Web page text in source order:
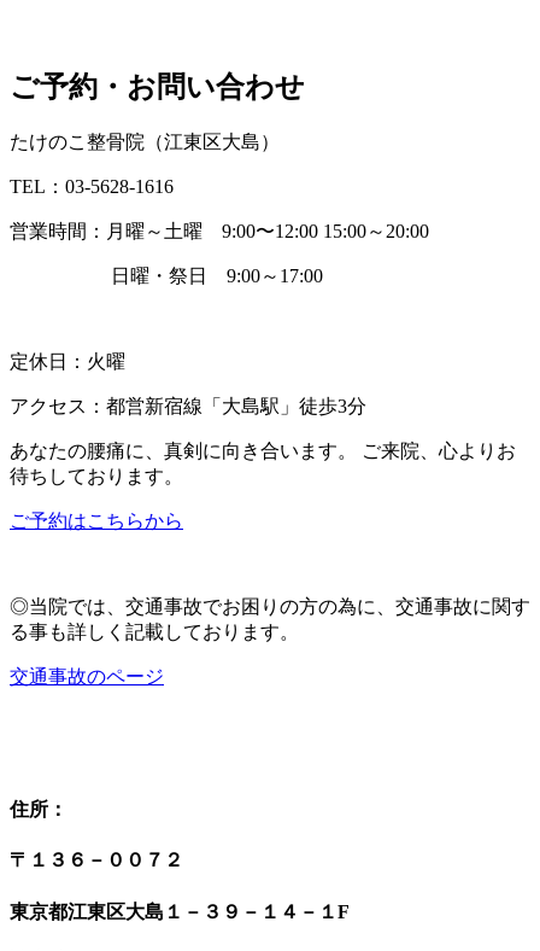
ご予約・お問い合わせ
たけのこ整骨院（江東区大島）
TEL：03-5628-1616
営業時間：月曜～土曜 9:00〜12:00 15:00～20:00
日曜・祭日 9:00～17:00
定休日：火曜
アクセス：都営新宿線「大島駅」徒歩3分
あなたの腰痛に、真剣に向き合います。 ご来院、心よりお
待ちしております。
ご予約はこちらから
◎当院では、交通事故でお困りの方の為に、交通事故に関す
る事も詳しく記載しております。
交通事故のページ
住所：
〒１３６－００７２
東京都江東区大島１－３９－１４－１F